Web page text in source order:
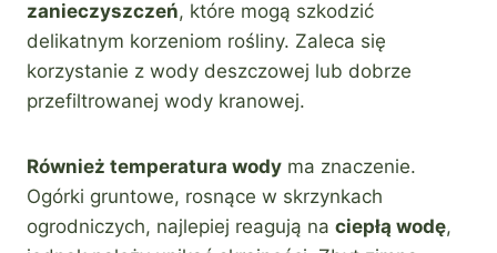
zanieczyszczeń, które mogą szkodzić
delikatnym korzeniom rośliny. Zaleca się
korzystanie z wody deszczowej lub dobrze
przefiltrowanej wody kranowej.
Również temperatura wody ma znaczenie.
Ogórki gruntowe, rosnące w skrzynkach
ogrodniczych, najlepiej reagują na ciepłą wodę,